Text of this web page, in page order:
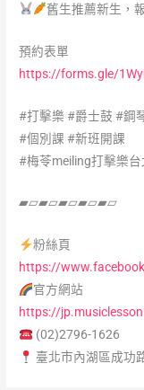
舊生推薦新生，
預約表單
https://forms.gle/
#打擊樂 #爵士鼓 #鋼
#個別課 #新班開課
#梅苓meiling打擊樂
▰▱▰▱▰▱▰▱▰▱
粉絲頁
https://
官方網站
https://
(02)2796-1626
臺北市內湖區成功